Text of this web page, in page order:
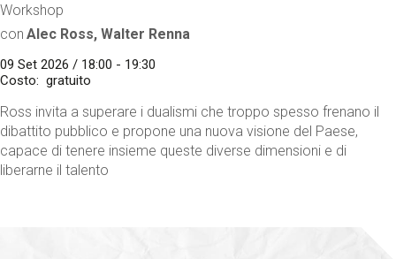
Workshop
con Alec Ross, Walter Renna
09 Set 2026 / 18:00 - 19:30
Costo
gratuito
Ross invita a superare i dualismi che troppo spesso frenano il
dibattito pubblico e propone una nuova visione del Paese,
capace di tenere insieme queste diverse dimensioni e di
liberarne il talento